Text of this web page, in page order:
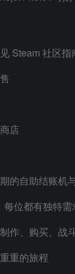
Steam 社区指
店
的自助结账机
位都有独特需
作、购买、战
重的旅程